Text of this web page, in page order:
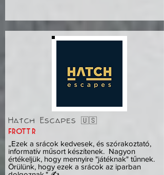
Hatch Escapes 🇺🇸
frottír
„Ezek a srácok kedvesek, és szórakoztató,
informatív műsort készítenek. Nagyon
értékeljük, hogy mennyire "játéknak" tűnnek.
Örülünk, hogy ezek a srácok az iparban